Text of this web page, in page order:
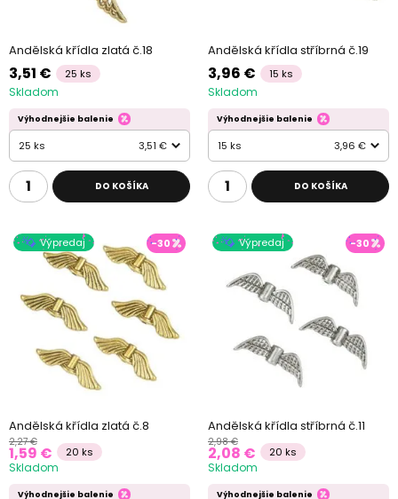
Andělská křídla zlatá č.18
3,51 € 25 ks
Skladom
Výhodnejšie balenie
25 ks 3,51 €
DO KOŠÍKA
Andělská křídla stříbrná č.19
3,96 € 15 ks
Skladom
Výhodnejšie balenie
15 ks 3,96 €
DO KOŠÍKA
Výpredaj -30
Andělská křídla zlatá č.8
2,27 €
1,59 € 20 ks
Skladom
Výhodnejšie balenie
Výpredaj -30
Andělská křídla stříbrná č.11
2,98 €
2,08 € 20 ks
Skladom
Výhodnejšie balenie